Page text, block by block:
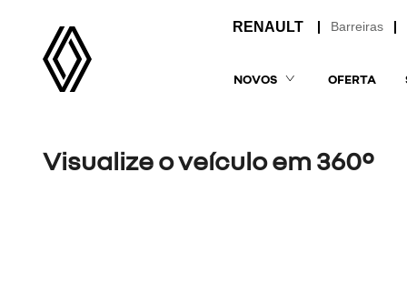
Barreiras
NOVOS OFERTA
Visualize o veículo em 360°